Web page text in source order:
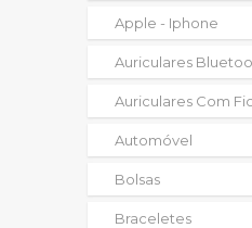
Apple - Iphone
Auriculares
Auriculares Com
Automóvel
Bolsas
Braceletes